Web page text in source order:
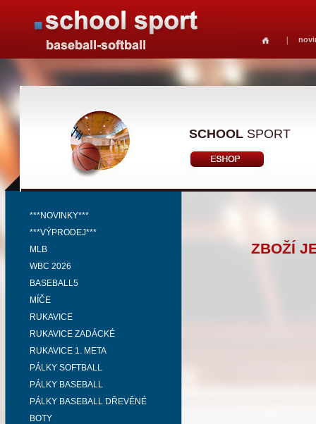
SCHOOL SPORT
***NOVINKY***
***VÝPRODEJ***
MLB
WBC 2026
BASEBALL5
MÍČE
RUKAVICE
RUKAVICE ZADÁCKÉ
RUKAVICE 1. META
PÁLKY SOFTBALL
PÁLKY BASEBALL
PÁLKY BASEBALL DŘEVĚNÉ
BOTY
ZBOŽÍ